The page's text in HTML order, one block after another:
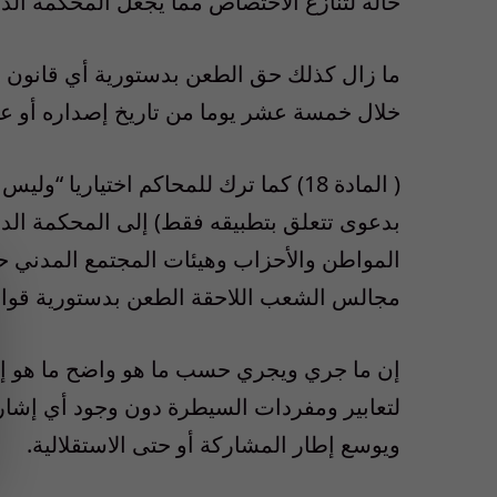
ما زال كذلك حق الطعن بدستورية أي
خلال خمسة عشر يوما من تاريخ إصداره
( المادة 18) كما ترك للمحاكم
بدعوى تتعلق بتطبيقه فقط) إلى المحكمة
المواطن والأحزاب وهيئات المجتمع
مجالس الشعب اللاحقة الطعن بدستورية
إن ما جري ويجري حسب ما هو واضح ما هو إلا
لتعابير ومفردات السيطرة دون وجود أي
ويوسع إطار المشاركة أو حتى الاستقلالية.